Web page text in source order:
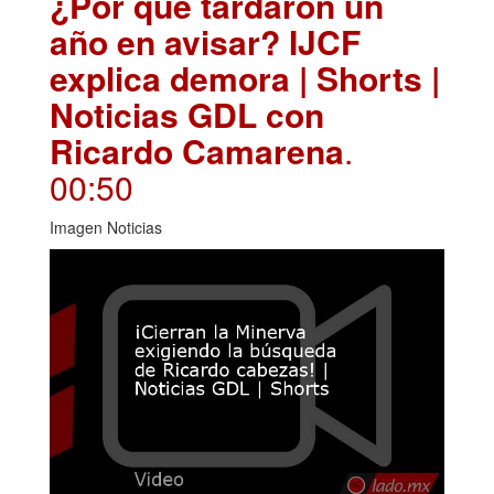
año en avisar? IJCF
explica demora | Shorts |
Noticias GDL con
Ricardo Camarena.
00:50
Imagen Noticias